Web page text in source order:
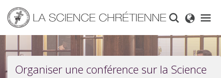
main
content
Organiser une conférence sur la Science